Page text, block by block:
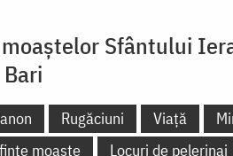
Sfântului
Rugăciuni Viață
moaște
Locuri de pelerinaj